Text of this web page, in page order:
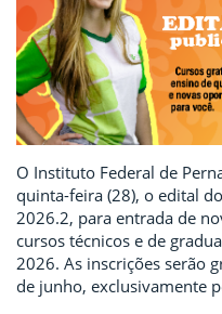
O Instituto Federal de
quinta-feira (28), o edital
2026.2, para entrada de
cursos técnicos e de
2026. As inscrições serão
de junho, exclusivamente